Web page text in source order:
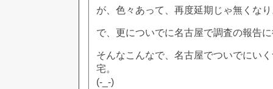
が、色々あって、再度延期じゃ無くな
で、更についでに名古屋で調査の報告
そんなこんなで、名古屋でついでにい
宅。
(-_-)